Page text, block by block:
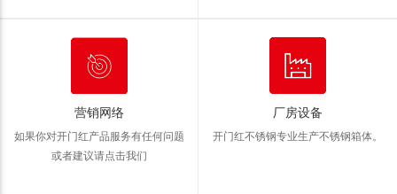
营销网络
如果你对开门红产品服务有任何问题
或者建议请点击我们
厂房设备
开门红不锈钢专业生产不锈钢箱体。